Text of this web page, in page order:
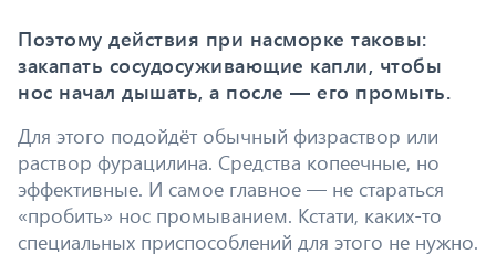
Поэтому действия при насморке таковы:
закапать сосудосуживающие капли, чтобы
нос начал дышать, а после — его промыть.
Для этого подойдёт обычный физраствор или
раствор фурацилина. Средства копеечные, но
эффективные. И самое главное — не стараться
«пробить» нос промыванием. Кстати, каких-то
специальных приспособлений для этого не нужно.